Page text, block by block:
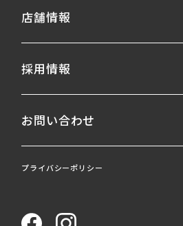
店舗情報
採用情報
お問い合わせ
プライバシーポリシー